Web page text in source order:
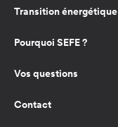
Transition énergétique
Pourquoi SEFE ?
Vos questions
Contact